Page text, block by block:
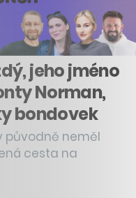
jeho jméno
Norman,
bondovek
původně neměl
cesta na